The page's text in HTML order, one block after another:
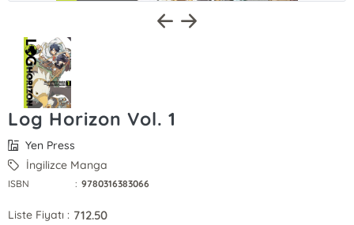
Log Horizon Vol. 1
Yen Press
İngilizce Manga
ISBN : 9780316383066
Liste Fiyatı : 712.50